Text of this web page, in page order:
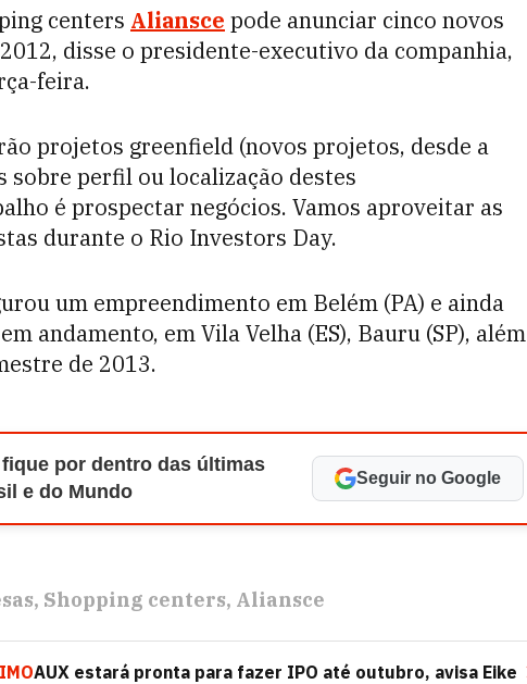
centers Aliansce pode anunciar cinco novos
disse o presidente-executivo da companhia,
feira.
projetos greenfield (novos projetos, desde a
sobre perfil ou localização destes
é prospectar negócios. Vamos aproveitar as
durante o Rio Investors Day.
um empreendimento em Belém (PA) e ainda
andamento, em Vila Velha (ES), Bauru (SP), além
de 2013.
fique por dentro das últimas
e do Mundo
Seguir no Google
Shopping centers Aliansce
AUX estará pronta para fazer IPO até outubro, avisa Eike